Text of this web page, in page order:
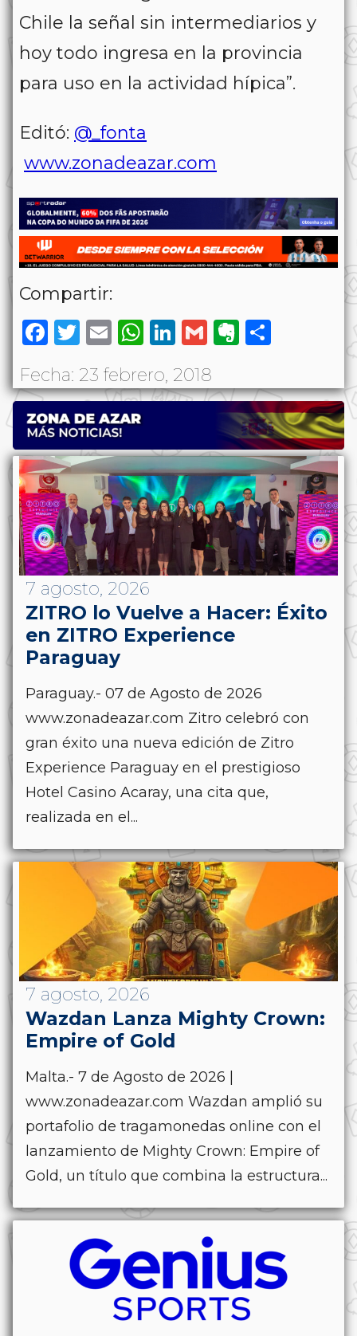
Chile la señal sin intermediarios y
hoy todo ingresa en la provincia
para uso en la actividad hípica”.
Editó: @_fonta
www.zonadeazar.com
Compartir:
Facebook
Twitter
EmailWhatsApp
LinkedIn
GmailEvernote
Fecha: 23 febrero, 2018
7 agosto, 2026
ZITRO lo Vuelve a Hacer: Éxito
en ZITRO Experience
Paraguay
Paraguay.- 07 de Agosto de 2026
www.zonadeazar.com Zitro celebró con
gran éxito una nueva edición de Zitro
Experience Paraguay en el prestigioso
Hotel Casino Acaray, una cita que,
realizada en el...
7 agosto, 2026
Wazdan Lanza Mighty Crown:
Empire of Gold
Malta.- 7 de Agosto de 2026 |
www.zonadeazar.com Wazdan amplió su
portafolio de tragamonedas online con el
lanzamiento de Mighty Crown: Empire of
Gold, un título que combina la estructura...